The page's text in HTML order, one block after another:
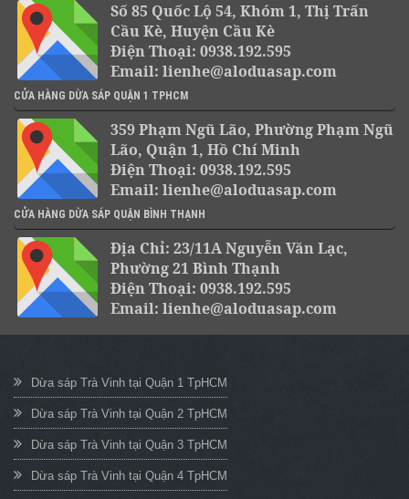
Số 85 Quốc Lộ 54, Khóm 1, Thị Trấn
Cầu Kè, Huyện Cầu Kè
Điện Thoại: 0938.192.595
Email: lienhe@aloduasap.com
CỬA HÀNG DỪA SÁP QUẬN 1 TPHCM
359 Phạm Ngũ Lão, Phường Phạm Ngũ
Lão, Quận 1, Hồ Chí Minh
Điện Thoại: 0938.192.595
Email: lienhe@aloduasap.com
CỬA HÀNG DỪA SÁP QUẬN BÌNH THẠNH
Địa Chỉ: 23/11A Nguyễn Văn Lạc,
Phường 21 Bình Thạnh
Điện Thoại: 0938.192.595
Email: lienhe@aloduasap.com
Dừa sáp Trà Vinh tại Quận 1 TpHCM
Dừa sáp Trà Vinh tại Quận 2 TpHCM
Dừa sáp Trà Vinh tại Quận 3 TpHCM
Dừa sáp Trà Vinh tại Quận 4 TpHCM